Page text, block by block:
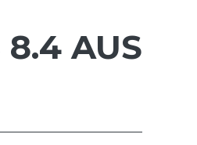
AUS